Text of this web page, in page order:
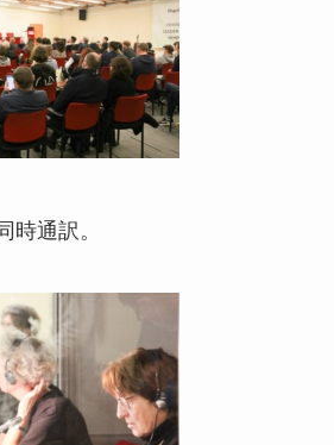
時通訳。